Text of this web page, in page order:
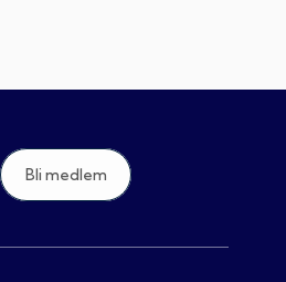
Bli medlem